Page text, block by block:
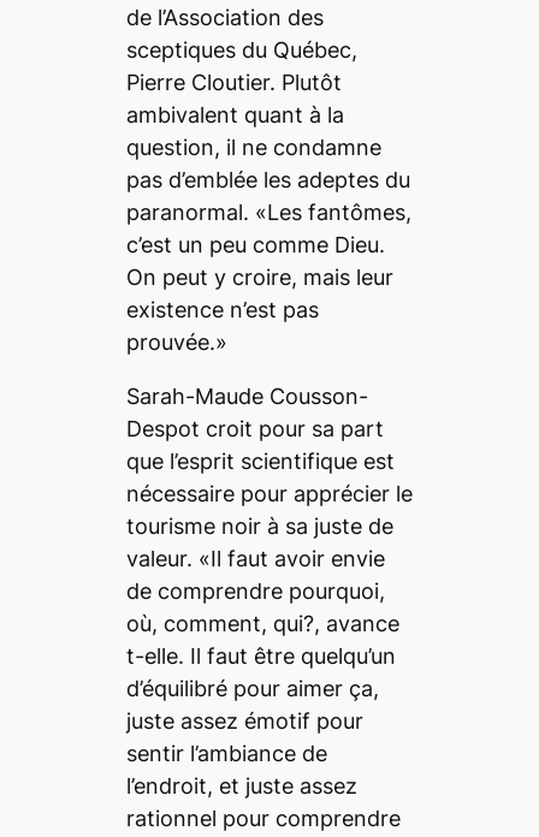
de l’Association des
sceptiques du Québec,
Pierre Cloutier. Plutôt
ambivalent quant à la
question, il ne condamne
pas d’emblée les adeptes du
paranormal. «Les fantômes,
c’est un peu comme Dieu.
On peut y croire, mais leur
existence n’est pas
prouvée.»
Sarah-Maude Cousson-
Despot croit pour sa part
que l’esprit scientifique est
nécessaire pour apprécier le
tourisme noir à sa juste de
valeur. «Il faut avoir envie
de comprendre pourquoi,
où, comment, qui?, avance
t-elle. Il faut être quelqu’un
d’équilibré pour aimer ça,
juste assez émotif pour
sentir l’ambiance de
l’endroit, et juste assez
rationnel pour comprendre